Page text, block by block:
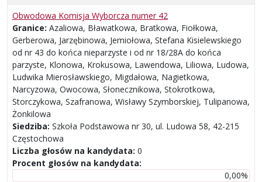
Obwodowa Komisja Wyborcza numer 42
Granice: Azaliowa, Bławatkowa, Bratkowa, Fiołkowa,
Gerberowa, Jarzębinowa, Jemiołowa, Stefana Kisielewskiego
od nr 43 do końca nieparzyste i od nr 18/28A do końca
parzyste, Klonowa, Krokusowa, Lawendowa, Liliowa, Ludowa,
Ludwika Mierosławskiego, Migdałowa, Nagietkowa,
Narcyzowa, Owocowa, Słonecznikowa, Stokrotkowa,
Storczykowa, Szafranowa, Wisławy Szymborskiej, Tulipanowa,
Żonkilowa
Siedziba: Szkoła Podstawowa nr 30, ul. Ludowa 58, 42-215
Częstochowa
Liczba głosów na kandydata: 0
Procent głosów na kandydata:
0,00%